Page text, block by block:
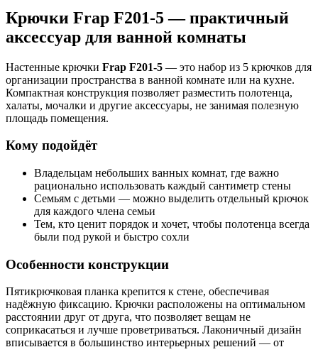
Крючки Frap F201-5 — практичный
аксессуар для ванной комнаты
Настенные крючки Frap F201-5 — это набор из 5 крючков для
организации пространства в ванной комнате или на кухне.
Компактная конструкция позволяет разместить полотенца,
халаты, мочалки и другие аксессуары, не занимая полезную
площадь помещения.
Кому подойдёт
Владельцам небольших ванных комнат, где важно
рационально использовать каждый сантиметр стены
Семьям с детьми — можно выделить отдельный крючок
для каждого члена семьи
Тем, кто ценит порядок и хочет, чтобы полотенца всегда
были под рукой и быстро сохли
Особенности конструкции
Пятикрючковая планка крепится к стене, обеспечивая
надёжную фиксацию. Крючки расположены на оптимальном
расстоянии друг от друга, что позволяет вещам не
соприкасаться и лучше проветриваться. Лаконичный дизайн
вписывается в большинство интерьерных решений — от